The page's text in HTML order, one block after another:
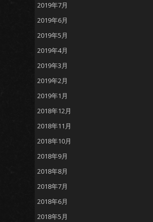
2019年7月
2019年6月
2019年5月
2019年4月
2019年3月
2019年2月
2019年1月
2018年12月
2018年11月
2018年10月
2018年9月
2018年8月
2018年7月
2018年6月
2018年5月